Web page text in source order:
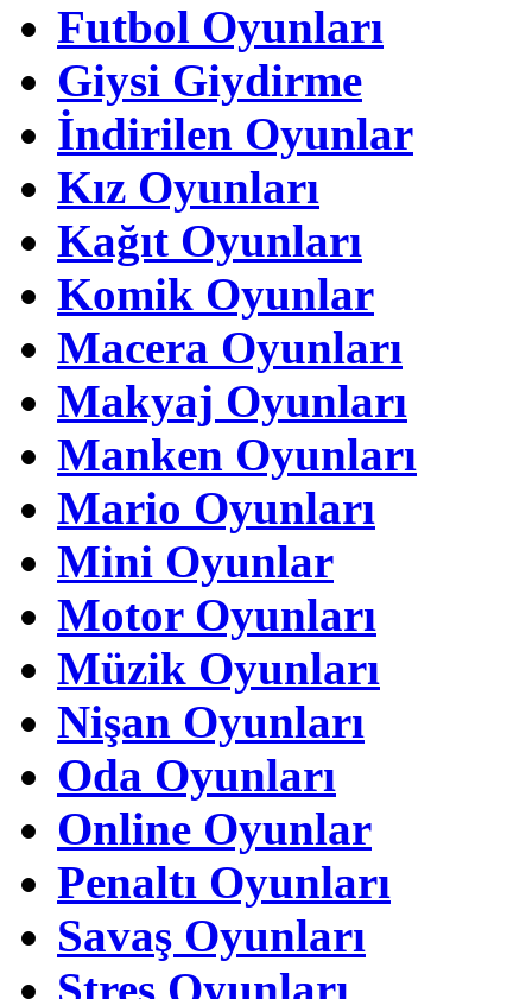
Futbol Oyunları
Giysi Giydirme
İndirilen Oyunlar
Kız Oyunları
Kağıt Oyunları
Komik Oyunlar
Macera Oyunları
Makyaj Oyunları
Manken Oyunları
Mario Oyunları
Mini Oyunlar
Motor Oyunları
Müzik Oyunları
Nişan Oyunları
Oda Oyunları
Online Oyunlar
Penaltı Oyunları
Savaş Oyunları